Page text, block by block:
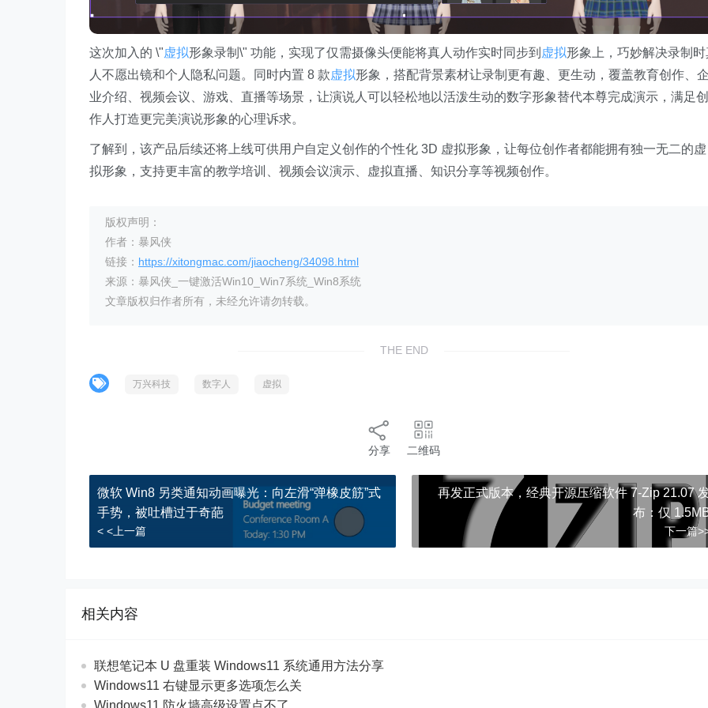
这次加入的 \"虚拟形象录制\" 功能，实现了仅需摄像头便能将真人动作实时同步到 虚拟形象上，巧妙解决录制时
人不愿出镜和个人隐私问题。同时内置 8 款虚拟形象，搭配背景素材让录制更有趣、更生动，覆盖教育创作、企
业介绍、视频会议、游戏、直播等场景，让演说人可以轻松地以活泼生动的数字形象替代本尊完成演示，满足创
作人打造更完美演说形象的心理诉求。
了解到，该产品后续还将上线可供用户自定义创作的个性化 3D 虚拟形象，让每位创作者都能拥有独一无二的虚
拟形象，支持更丰富的教学培训、视频会议演示、虚拟直播、知识分享等视频创作。
版权声明：
作者：暴风侠
链接： https://xitongmac.com/jiaocheng/34098.html
来源：暴风侠_一键激活Win10_Win7系统_Win8系统
文章版权归作者所有，未经允许请勿转载。
THE END
万兴科技 数字人 虚拟
分享 二维码
微软 Win8 另类通知动画曝光：向左滑“弹橡皮筋”式
手势，被吐槽过于奇葩
< <上一篇
再发正式版本，经典开源压缩软件 7-Zip 21.07
布：仅
下一篇
相关内容
联想笔记本 U 盘重装 Windows11 系统通用方法分享
Windows11 右键显示更多选项怎么关
Windows11 防火墙高级设置点不了